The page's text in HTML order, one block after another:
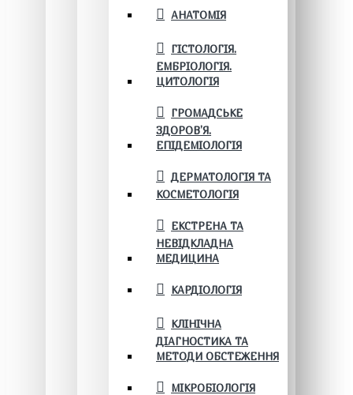
АНАТОМІЯ
ГІСТОЛОГІЯ.
ЕМБРІОЛОГІЯ.
ЦИТОЛОГІЯ
ГРОМАДСЬКЕ
ЗДОРОВ’Я.
ЕПІДЕМІОЛОГІЯ
ДЕРМАТОЛОГІЯ ТА
КОСМЕТОЛОГІЯ
ЕКСТРЕНА ТА
НЕВІДКЛАДНА
МЕДИЦИНА
КАРДІОЛОГІЯ
КЛІНІЧНА
ДІАГНОСТИКА ТА
МЕТОДИ ОБСТЕЖЕННЯ
МІКРОБІОЛОГІЯ